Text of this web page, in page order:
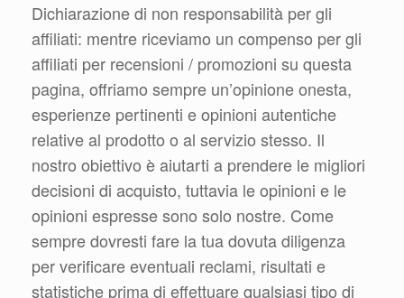
Dichiarazione di non responsabilità per gli
affiliati: mentre riceviamo un compenso per gli
affiliati per recensioni / promozioni su questa
pagina, offriamo sempre un’opinione onesta,
esperienze pertinenti e opinioni autentiche
relative al prodotto o al servizio stesso. Il
nostro obiettivo è aiutarti a prendere le migliori
decisioni di acquisto, tuttavia le opinioni e le
opinioni espresse sono solo nostre. Come
sempre dovresti fare la tua dovuta diligenza
per verificare eventuali reclami, risultati e
statistiche prima di effettuare qualsiasi tipo di